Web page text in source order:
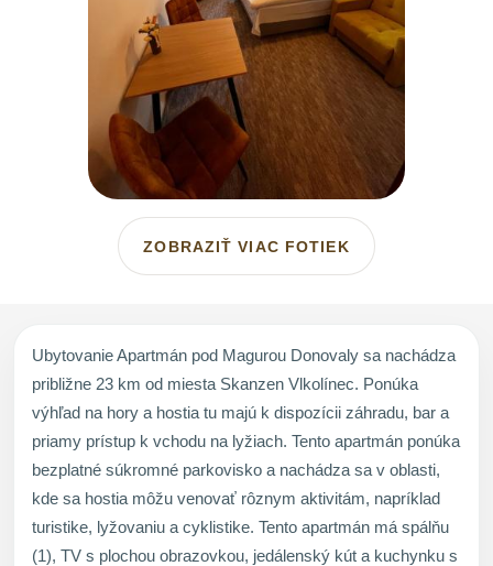
ZOBRAZIŤ VIAC FOTIEK
Ubytovanie Apartmán pod Magurou Donovaly sa nachádza
približne 23 km od miesta Skanzen Vlkolínec. Ponúka
výhľad na hory a hostia tu majú k dispozícii záhradu, bar a
priamy prístup k vchodu na lyžiach. Tento apartmán ponúka
bezplatné súkromné parkovisko a nachádza sa v oblasti,
kde sa hostia môžu venovať rôznym aktivitám, napríklad
turistike, lyžovaniu a cyklistike. Tento apartmán má spálňu
(1), TV s plochou obrazovkou, jedálenský kút a kuchynku s